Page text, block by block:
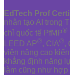
EdTech Prof Certi
nhân tạo AI trong
chỉ quốc tế PfMP®
LEED AP®, CIA®,
viên nâng cao
khẳng định năng
làm cũng như